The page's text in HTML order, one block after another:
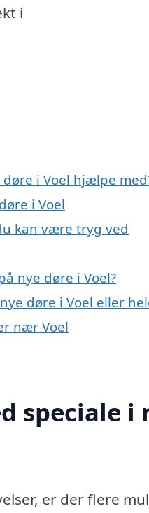
i
i Voel hjælpe
i Voel
kan være tryg ved
nye døre i Voel?
døre i Voel eller
nær Voel
speciale i
er der flere